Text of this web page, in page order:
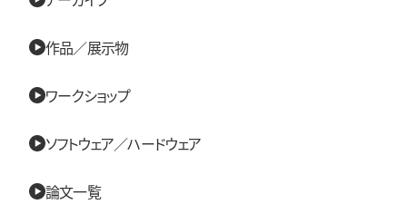
作品／展示物
ワークショップ
ソフトウェア／ハードウェア
論文一覧